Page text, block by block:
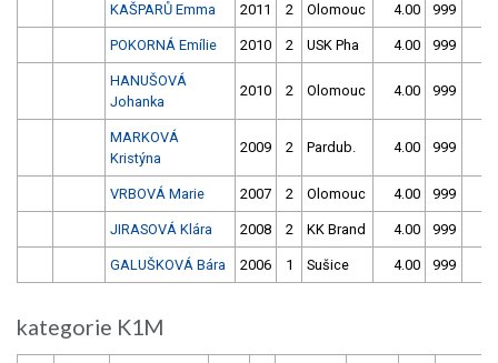
KAŠPARŮ Emma 2011 2 Olomouc 4.00 999
POKORNÁ Emílie 2010 2 USK Pha 4.00 999
HANUŠOVÁ
Johanka
2010 2 Olomouc 4.00 999
MARKOVÁ
Kristýna
2009 2 Pardub. 4.00 999
VRBOVÁ Marie 2007 2 Olomouc 4.00 999
JIRASOVÁ Klára 2008 2 KK Brand 4.00 999
GALUŠKOVÁ Bára 2006 1 Sušice 4.00 999
kategorie K1M